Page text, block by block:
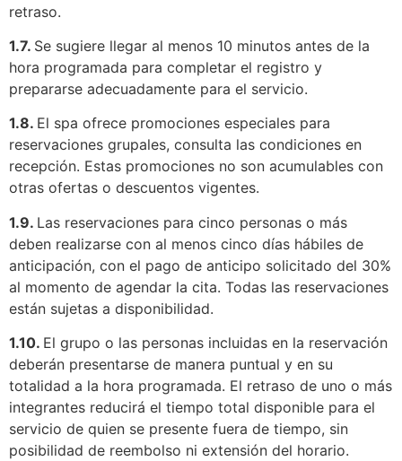
retraso.
1.7. Se sugiere llegar al menos 10 minutos antes de la
hora programada para completar el registro y
prepararse adecuadamente para el servicio.
1.8. El spa ofrece promociones especiales para
reservaciones grupales, consulta las condiciones en
recepción. Estas promociones no son acumulables con
otras ofertas o descuentos vigentes.
1.9. Las reservaciones para cinco personas o más
deben realizarse con al menos cinco días hábiles de
anticipación, con el pago de anticipo solicitado del 30%
al momento de agendar la cita. Todas las reservaciones
están sujetas a disponibilidad.
1.10. El grupo o las personas incluidas en la reservación
deberán presentarse de manera puntual y en su
totalidad a la hora programada. El retraso de uno o más
integrantes reducirá el tiempo total disponible para el
servicio de quien se presente fuera de tiempo, sin
posibilidad de reembolso ni extensión del horario.